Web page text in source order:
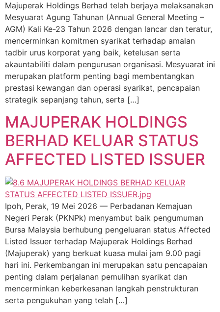
Majuperak Holdings Berhad telah berjaya melaksanakan
Mesyuarat Agung Tahunan (Annual General Meeting –
AGM) Kali Ke-23 Tahun 2026 dengan lancar dan teratur,
mencerminkan komitmen syarikat terhadap amalan
tadbir urus korporat yang baik, ketelusan serta
akauntabiliti dalam pengurusan organisasi. Mesyuarat ini
merupakan platform penting bagi membentangkan
prestasi kewangan dan operasi syarikat, pencapaian
strategik sepanjang tahun, serta […]
MAJUPERAK HOLDINGS
BERHAD KELUAR STATUS
AFFECTED LISTED ISSUER
Ipoh, Perak, 19 Mei 2026 — Perbadanan Kemajuan
Negeri Perak (PKNPk) menyambut baik pengumuman
Bursa Malaysia berhubung pengeluaran status Affected
Listed Issuer terhadap Majuperak Holdings Berhad
(Majuperak) yang berkuat kuasa mulai jam 9.00 pagi
hari ini. Perkembangan ini merupakan satu pencapaian
penting dalam perjalanan pemulihan syarikat dan
mencerminkan keberkesanan langkah penstrukturan
serta pengukuhan yang telah […]